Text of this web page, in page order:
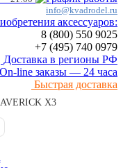
info@kvadrodel.ru
аксессуаров:
8 (800) 550 9025
+7 (495) 740 0979
Доставка в регионы РФ
On-line заказы — 24 часа
Быстрая доставка
X3